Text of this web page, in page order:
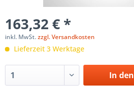
163,32 € *
inkl. MwSt.zzgl. Versandkosten
Lieferzeit 3 Werktage
In den